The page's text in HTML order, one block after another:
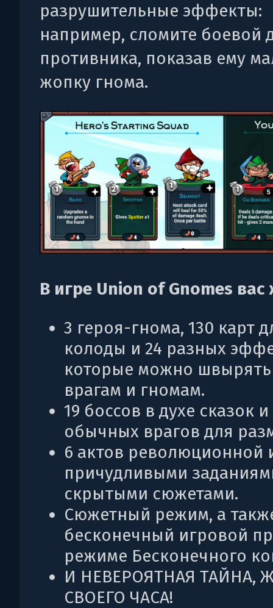
разрушительные эффекты:
например, сломите боевой
противника, показав ему
жопку гнома.
В игре Union of Gnomes вас
3 героя-гнома, 130 карт
колоды и 24 разных
которые можно
врагам и гномам.
19 боссов в духе сказок
обычных врагов для
6 актов революционной
причудливыми
скрытыми сюжетами.
Сюжетный режим, а
бесконечный игровой
режиме Бесконечного
И НЕВЕРОЯТНАЯ ТАЙНА,
СВОЕГО ЧАСА!